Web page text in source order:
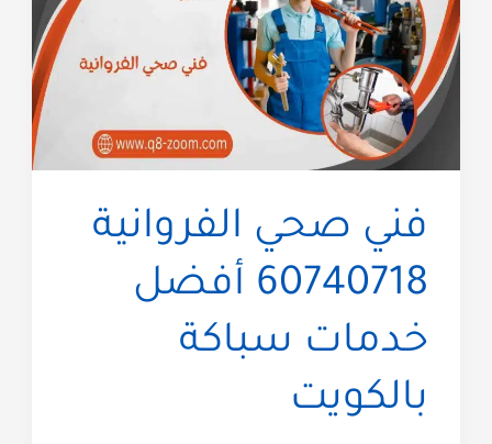
60740718
رقم
سباك
شاطر
و
رخيص
فني صحي الفروانية
60740718 أفضل
خدمات سباكة
بالكويت